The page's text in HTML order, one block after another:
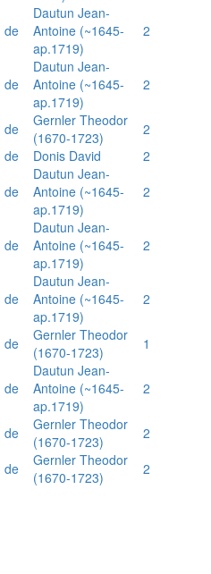
de
Dautun Jean-
Antoine (~1645-
ap.1719)
2
de
Dautun Jean-
Antoine (~1645-
ap.1719)
2
de
Gernler Theodor
(1670-1723)
2
de Donis David
2
de
Dautun Jean-
Antoine (~1645-
ap.1719)
2
de
Dautun Jean-
Antoine (~1645-
ap.1719)
2
de
Dautun Jean-
Antoine (~1645-
ap.1719)
2
de
Gernler Theodor
(1670-1723)
1
de
Dautun Jean-
Antoine (~1645-
ap.1719)
2
de
Gernler Theodor
(1670-1723)
2
de
Gernler Theodor
(1670-1723)
2